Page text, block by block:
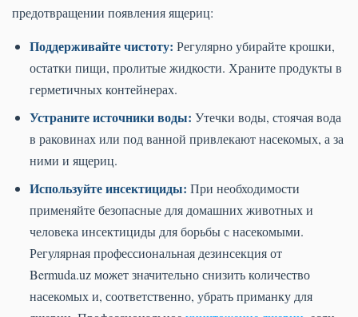
предотвращении появления ящериц:
Поддерживайте чистоту: Регулярно убирайте крошки,
остатки пищи, пролитые жидкости. Храните продукты в
герметичных контейнерах.
Устраните источники воды: Утечки воды, стоячая вода
в раковинах или под ванной привлекают насекомых, а за
ними и ящериц.
Используйте инсектициды: При необходимости
применяйте безопасные для домашних животных и
человека инсектициды для борьбы с насекомыми.
Регулярная профессиональная дезинсекция от
Bermuda.uz может значительно снизить количество
насекомых и, соответственно, убрать приманку для